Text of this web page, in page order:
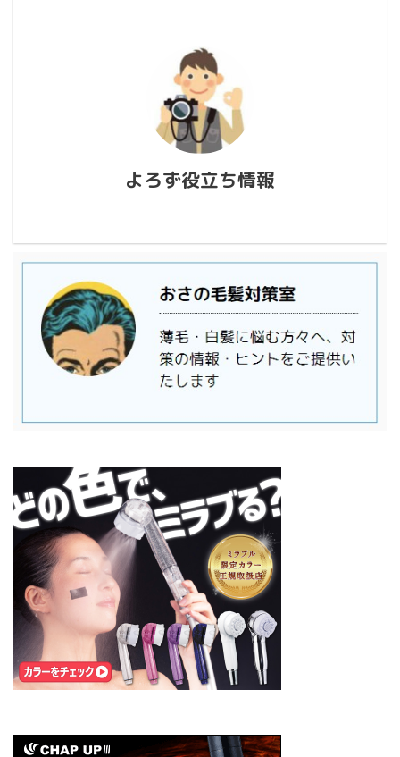
よろず役立ち情報